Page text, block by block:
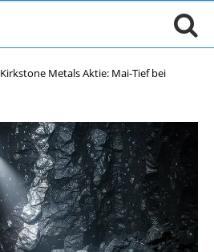
Kirkstone Metals Aktie: Mai-Tief bei